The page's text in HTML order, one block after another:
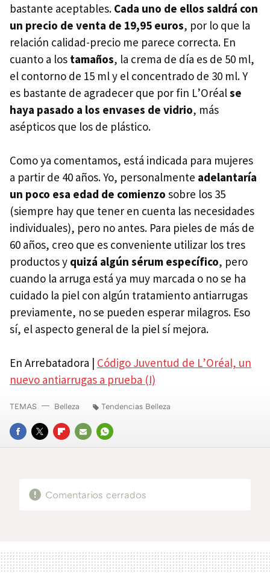
bastante aceptables. Cada uno de ellos saldrá con
un precio de venta de 19,95 euros, por lo que la
relación calidad-precio me parece correcta. En
cuanto a los tamaños, la crema de día es de 50 ml,
el contorno de 15 ml y el concentrado de 30 ml. Y
es bastante de agradecer que por fin L’Oréalse
haya pasado a los envases de vidrio, más
asépticos que los de plástico.
Como ya comentamos, está indicada para mujeres
a partir de 40 años. Yo, personalmente adelantaría
un poco esa edad de comienzo sobre los 35
(siempre hay que tener en cuenta las necesidades
individuales), pero no antes. Para pieles de más de
60 años, creo que es conveniente utilizar los tres
productos y quizá algún sérum específico, pero
cuando la arruga está ya muy marcada o no se ha
cuidado la piel con algún tratamiento antiarrugas
previamente, no se pueden esperar milagros. Eso
sí, el aspecto general de la piel sí mejora.
En Arrebatadora | Código Juventud de L’Oréal, un
nuevo antiarrugas a prueba (I)
FACEBOOK
TWITTERFLIPBOARD
E-
WHATSAPP
TEMAS Belleza Tendencias Belleza
Comentarios cerrados